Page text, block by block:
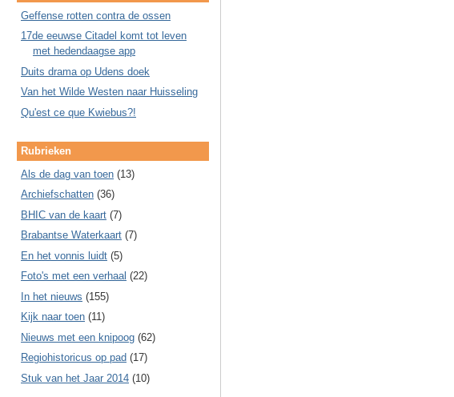
Geffense rotten contra de ossen
17de eeuwse Citadel komt tot leven
met hedendaagse app
Duits drama op Udens doek
Van het Wilde Westen naar Huisseling
Qu'est ce que Kwiebus?!
Rubrieken
Als de dag van toen (13)
Archiefschatten (36)
BHIC van de kaart (7)
Brabantse Waterkaart (7)
En het vonnis luidt (5)
Foto's met een verhaal (22)
In het nieuws (155)
Kijk naar toen (11)
Nieuws met een knipoog (62)
Regiohistoricus op pad (17)
Stuk van het Jaar 2014 (10)